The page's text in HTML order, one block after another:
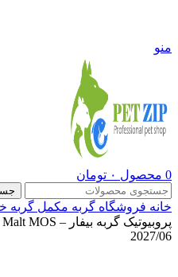
منو
0 محصول ۰ تومان
خانه فروشگاه گربه مکمل گربه
پروبیوتیک گربه بیفار – Beaphar Malt MOS
2027/06